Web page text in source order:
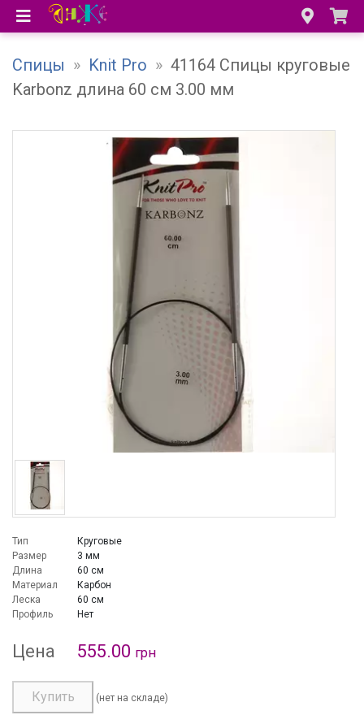
Спицы » Knit Pro » 41164 Спицы круговые
Karbonz длина 60 см 3.00 мм
Тип
Круговые
Размер
3 мм
Длина
60 см
Материал
Карбон
Леска
60 см
Профиль
Нет
Цена 555.00 грн
Купить (нет на складе)